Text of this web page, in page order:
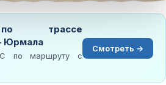
трассе
Юрмала
по маршруту с
Смотреть →